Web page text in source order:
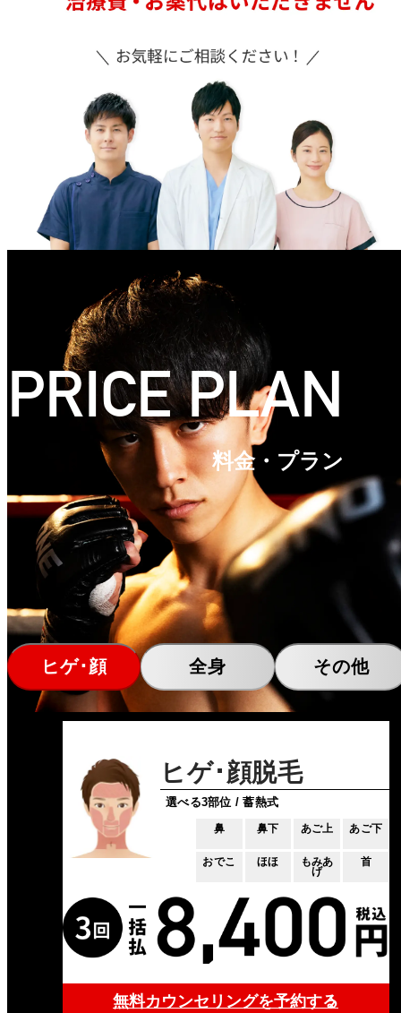
PRICE PLAN
料金・プラン
ヒゲ･顔 全身 その他
ヒゲ･顔脱毛
選べる3部位 / 蓄熱式
鼻 鼻下 あご上 あご下
おでこ ほほ もみあ
げ
首
無料カウンセリングを予約する